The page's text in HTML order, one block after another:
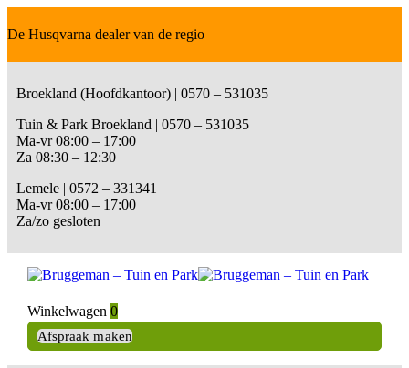
De Husqvarna dealer van de regio
Broekland (Hoofdkantoor) | 0570 – 531035
Tuin & Park Broekland | 0570 – 531035
Ma-vr 08:00 – 17:00
Za 08:30 – 12:30
Lemele | 0572 – 331341
Ma-vr 08:00 – 17:00
Za/zo gesloten
Winkelwagen 0
Afspraak maken